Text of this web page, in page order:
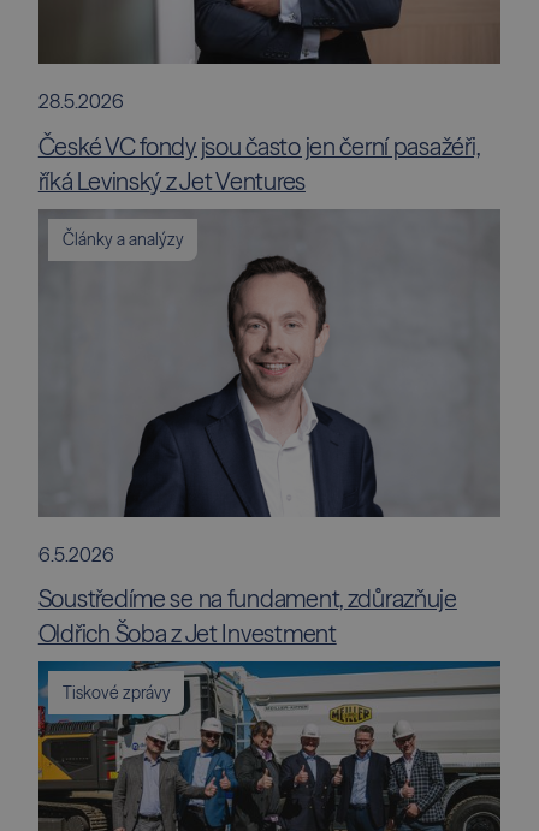
28.5.2026
České VC fondy jsou často jen černí pasažéři,
říká Levinský z Jet Ventures
Články a analýzy
6.5.2026
Soustředíme se na fundament, zdůrazňuje
Oldřich Šoba z Jet Investment
Tiskové zprávy